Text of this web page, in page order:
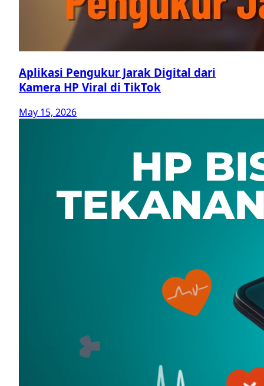
Aplikasi Pengukur Jarak Digital dari
Kamera HP Viral di TikTok
May 15, 2026